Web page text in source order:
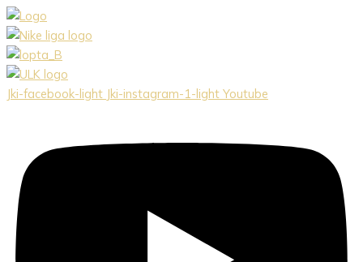
Preskočiť
na
obsah
Jki-facebook-light Jki-instagram-1-light Youtube